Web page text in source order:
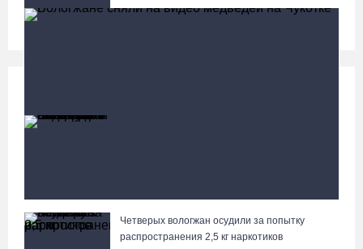
Вологжане сняли на видео медведей на Чукотке
Четверых вологжан осудили за попытку
распространения 2,5 кг наркотиков